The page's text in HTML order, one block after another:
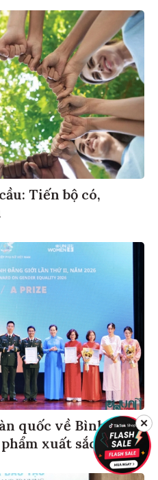
Tiến bộ có,
quốc về Bình đẳng
xuất sắc
✕